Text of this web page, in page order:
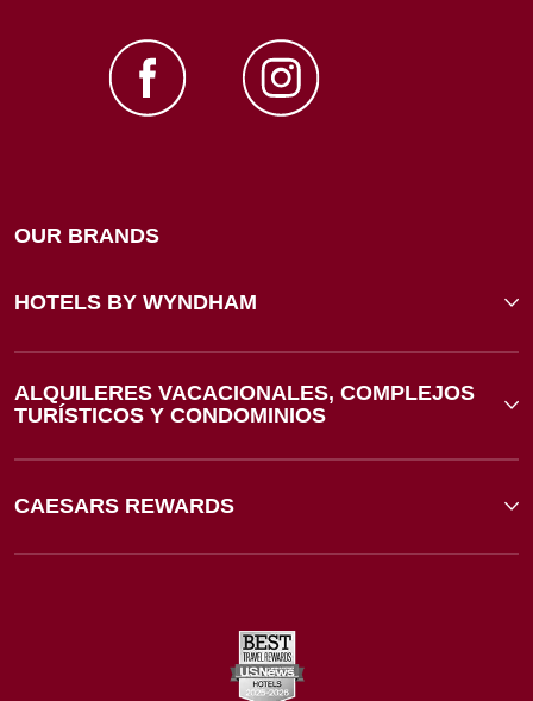
OUR BRANDS
HOTELS BY WYNDHAM
ALQUILERES VACACIONALES, COMPLEJOS
TURÍSTICOS Y CONDOMINIOS
CAESARS REWARDS